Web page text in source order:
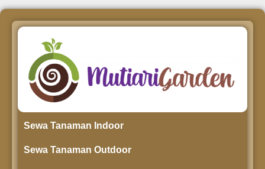
Sewa Tanaman Indoor
Sewa Tanaman Outdoor